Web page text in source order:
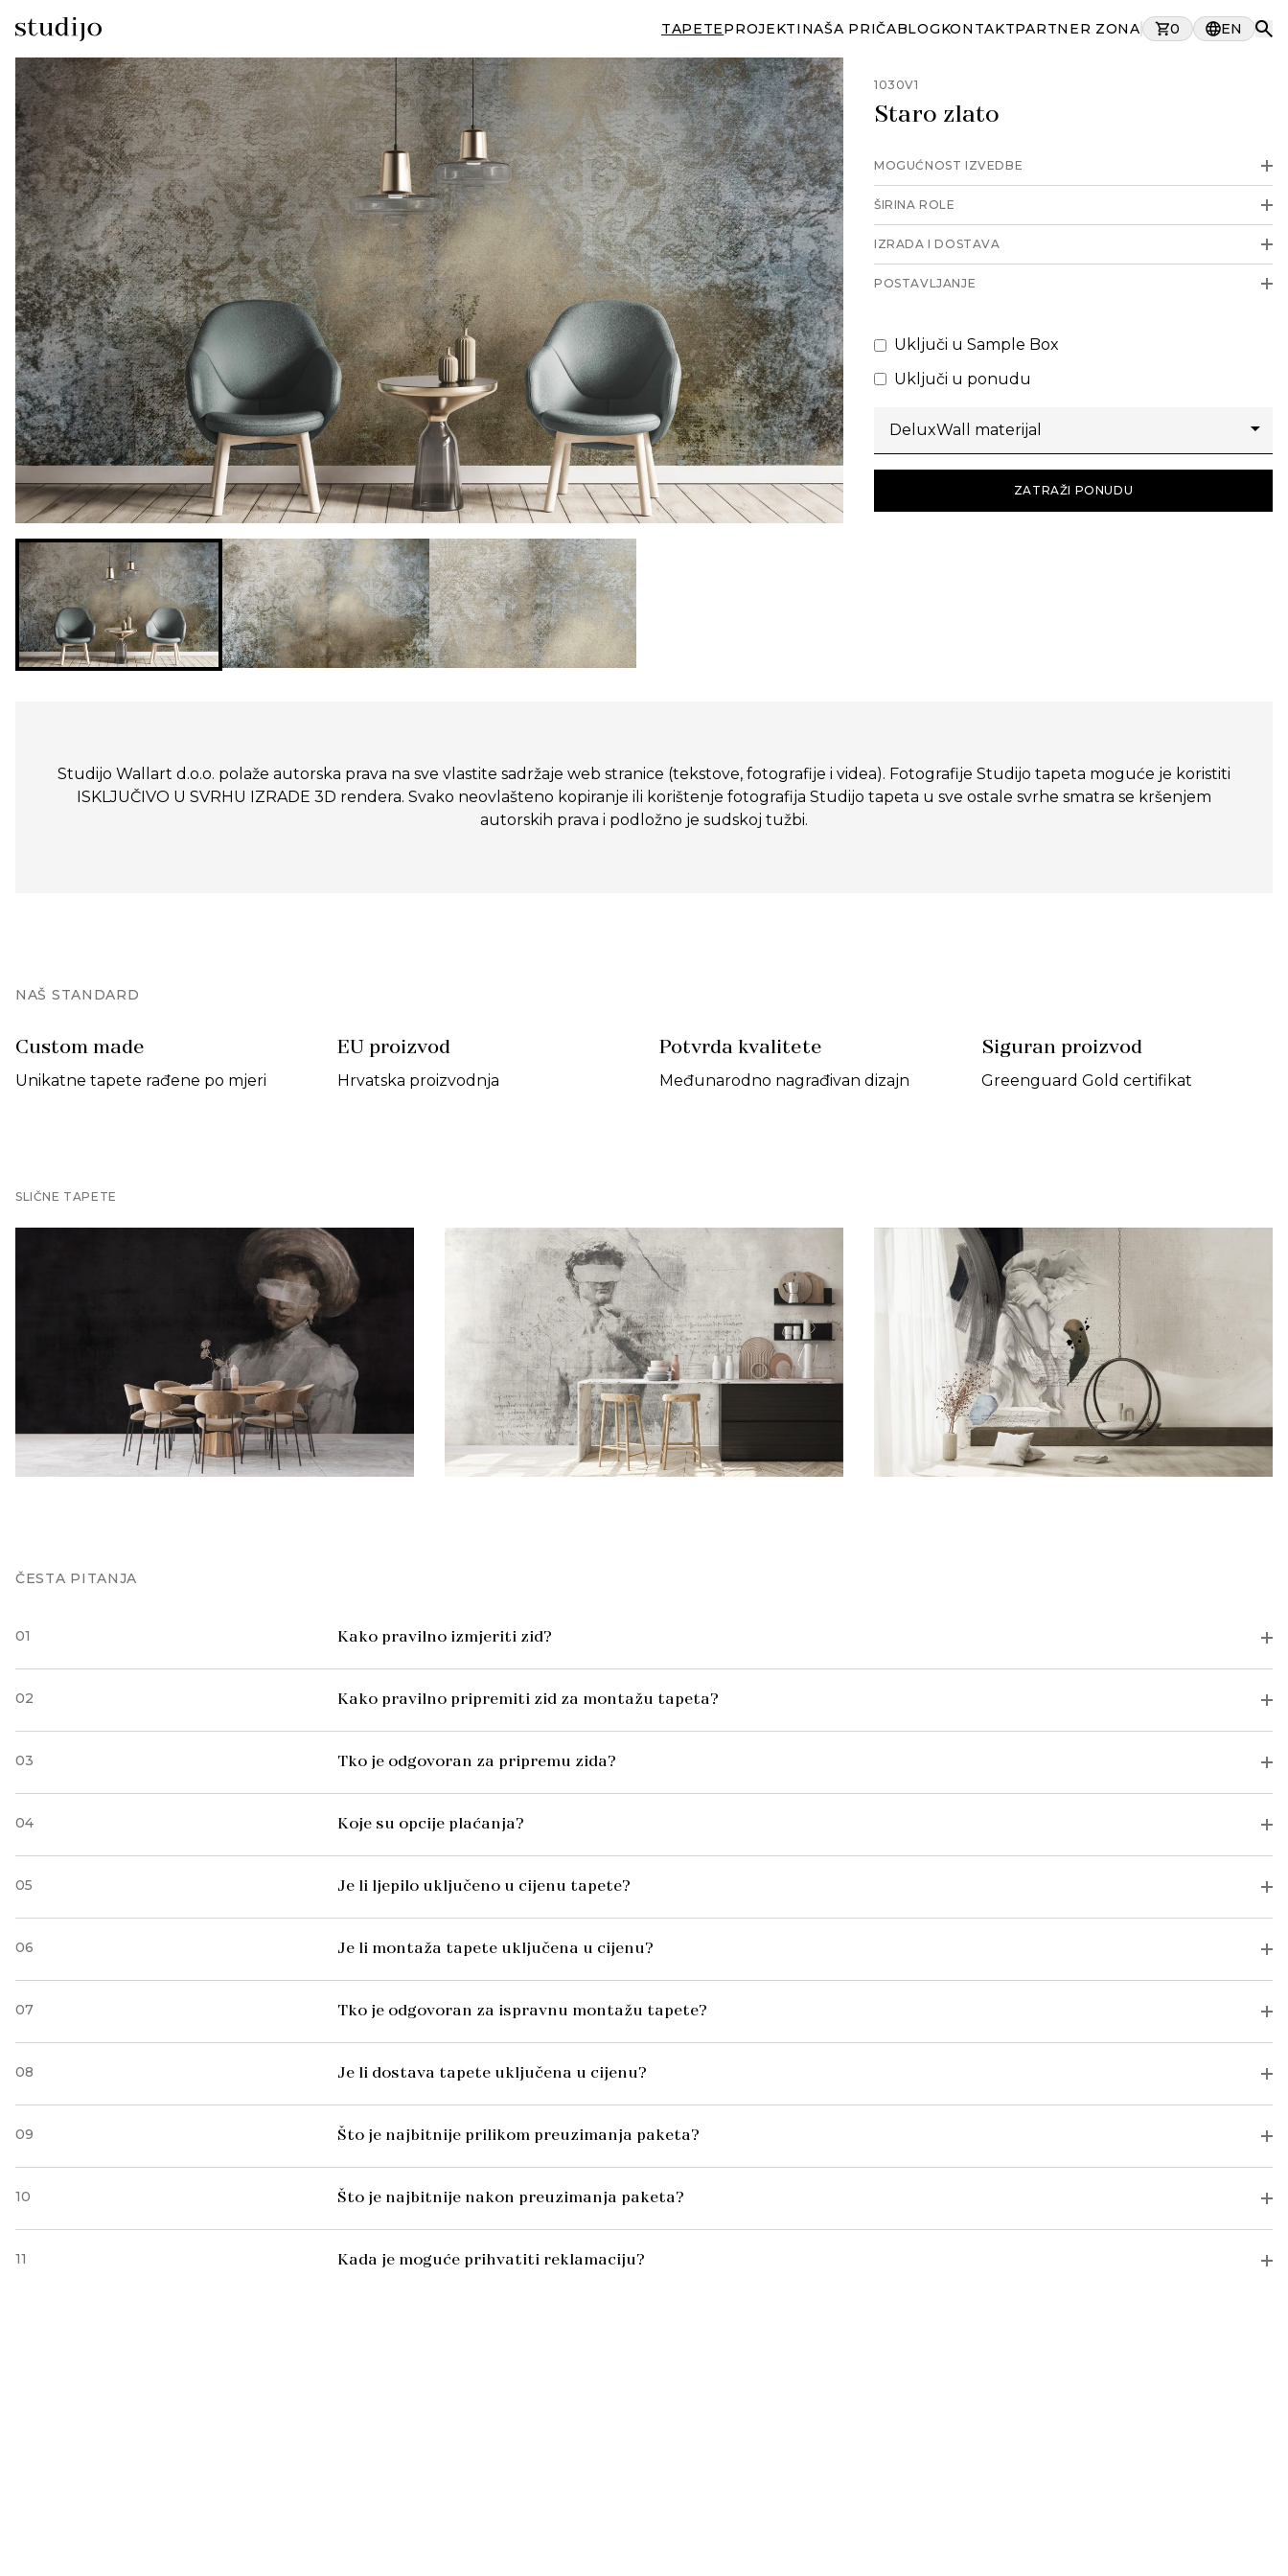
TAPETEPROJEKTINAŠA PRIČABLOGKONTAKTPARTNER ZONA 0 EN
1030V1
Staro zlato
MOGUĆNOST IZVEDBE
ŠIRINA ROLE
IZRADA I DOSTAVA
POSTAVLJANJE
Uključi u Sample Box
Uključi u ponudu
ZATRAŽI PONUDU
Studijo Wallart d.o.o. polaže autorska prava na sve vlastite sadržaje web stranice (tekstove, fotografije i videa). Fotografije Studijo tapeta moguće je koristiti
ISKLJUČIVO U SVRHU IZRADE 3D rendera. Svako neovlašteno kopiranje ili korištenje fotografija Studijo tapeta u sve ostale svrhe smatra se kršenjem
autorskih prava i podložno je sudskoj tužbi.
NAŠ STANDARD
Custom made
Unikatne tapete rađene po mjeri
EU proizvod
Hrvatska proizvodnja
Potvrda kvalitete
Međunarodno nagrađivan dizajn
Siguran proizvod
Greenguard Gold certifikat
SLIČNE TAPETE
ČESTA PITANJA
01 Kako pravilno izmjeriti zid?
02 Kako pravilno pripremiti zid za montažu tapeta?
03 Tko je odgovoran za pripremu zida?
04 Koje su opcije plaćanja?
05 Je li ljepilo uključeno u cijenu tapete?
06 Je li montaža tapete uključena u cijenu?
07 Tko je odgovoran za ispravnu montažu tapete?
08 Je li dostava tapete uključena u cijenu?
09 Što je najbitnije prilikom preuzimanja paketa?
10 Što je najbitnije nakon preuzimanja paketa?
11 Kada je moguće prihvatiti reklamaciju?